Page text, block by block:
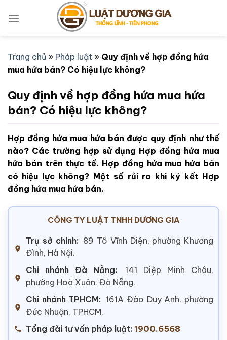
qua
Trang chủ » Pháp luật » Quy định về hợp đồng hứa
mua hứa bán? Có hiệu lực không?
Quy định về hợp đồng hứa mua hứa
bán? Có hiệu lực không?
Hợp đồng hứa mua hứa bán được quy định như thế
nào? Các trường hợp sử dụng Hợp đồng hứa mua
hứa bán trên thực tế. Hợp đồng hứa mua hứa bán
có hiệu lực không? Một số rủi ro khi ký kết Hợp
đồng hứa mua hứa bán.
CÔNG TY LUẬT TNHH DƯƠNG GIA
Trụ sở chính: 89 Tô Vĩnh Diện, phường Khương
Đình, Hà Nội.
Chi nhánh Đà Nẵng:
141 Diệp Minh Châu,
phường Hoà Xuân, Đà Nẵng.
Chi nhánh TPHCM: 161A Đào Duy Anh, phường
Đức Nhuận, TPHCM.
Tổng đài tư vấn pháp luật: 1900.6568